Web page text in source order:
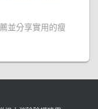
並分享實用的瘦